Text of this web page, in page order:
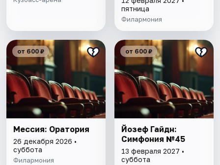
пятница
Филармония
от 600 ₽
Мессия: Оратория
26 декабря 2026 •
суббота
Филармония
от 600 ₽
Йозеф Гайдн:
Симфония №45
13 февраля 2027 •
суббота